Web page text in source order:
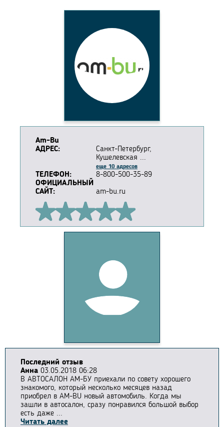
Am-Bu
АДРЕС:
Санкт-Петербург,
Кушелевская ...
еще 10 адресов
ТЕЛЕФОН:
8-800-500-35-89
ОФИЦИАЛЬНЫЙ
САЙТ:
am-bu.ru
Последний отзыв
Анна 03.05.2018 06:28
В АВТОСАЛОН АМ-БУ приехали по совету хорошего
знакомого, который несколько месяцев назад
приобрел в AM-BU новый автомобиль. Когда мы
зашли в автосалон, сразу понравился большой выбор
есть даже ...
Читать далее